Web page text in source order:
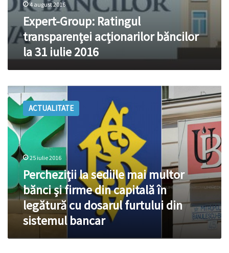
4 august 2016
Expert-Group: Ratingul
transparenței acționarilor băncilor
la 31 iulie 2016
Percheziţii
la
sediile
mai
multor
bănci
şi
firme
capitală
în
legătură
furtului
ACTUALITATE
25 iulie 2016
Percheziţii la sediile mai multor
bănci şi firme din capitală în
legătură cu dosarul furtului din
sistemul bancar